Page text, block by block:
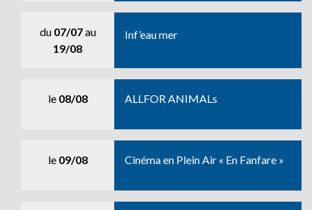
du 07/07au
19/08
Inf’eau mer
le 08/08 ALLFOR ANIMALs
le 09/08 Cinéma en Plein Air « En Fanfare »